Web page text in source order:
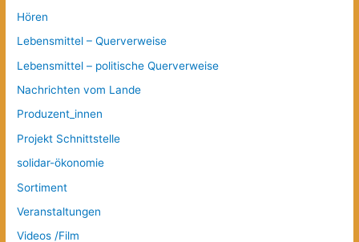
Hören
Lebensmittel – Querverweise
Lebensmittel – politische Querverweise
Nachrichten vom Lande
Produzent_innen
Projekt Schnittstelle
solidar-ökonomie
Sortiment
Veranstaltungen
Videos /Film